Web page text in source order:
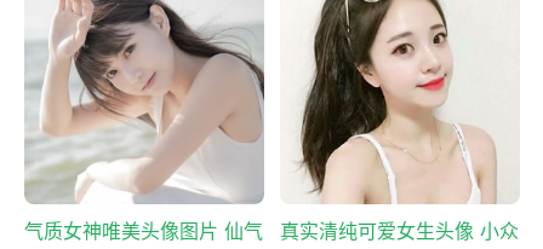
气质女神唯美头像图片 仙气
真实清纯可爱女生头像 小众